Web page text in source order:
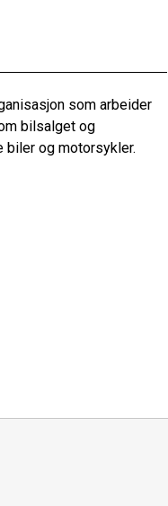
som arbeider
bilsalget og
biler og motorsykler.